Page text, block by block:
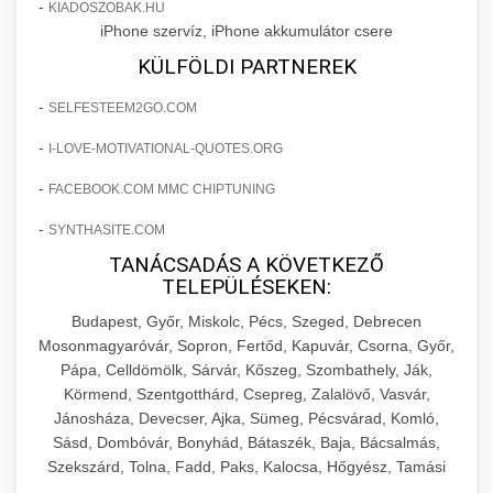
elkötelezettség erősítési módszerek
költségvetését gépi tanulással és
aikampany.hu
🍞 20. Ipari Dagasztógép
Professzionális ipari dagasztógépek és
konyhák számára. Masszív konstrukció
megbízható teljesítményhez.
chef-iparikonyhagepek.hu
Ipari hús- és sajtszeletelő gépek professzionális
állítható vastagság beállítással.
chef-iparikonyhagepek.hu
professzionális élelmiszer szeletelő
📦 22. Vákuumozó Gép
Kereskedelmi vákuumcsomagoló berendezések
élelmiszerek tartósításához. Hosszabbítsa a
szavatossági időt és tartsa meg a termék
frissességét.
chef-iparikonyhagepek.hu
vákuum lezáró berendezés
🎁 23. Vákuumfóliázó Gép
Ipari vákuumfóliázó gépek professzionális
élelmiszer-csomagolási műveletekhez.
Hatékony lezárási és tartósítási megoldások.
chef-iparikonyhagepek.hu
kereskedelmi csomagoló gép
🔥 24. Ipari Sütő és Gőzpároló +
Kereskedelmi légkeveréses sütők és gőzpárolók
professzionális konyhák számára. Nagy
kapacitású sütő- és főzőberendezés precíz
❄️ 25. Ipari Hűtőszekrény +
- KIADOSZOBAK.HU
iPhone szervíz, iPhone akkumulátor csere
KÜLFÖLDI PARTNEREK
- SELFESTEEM2GO.COM
- I-LOVE-MOTIVATIONAL-QUOTES.ORG
- FACEBOOK.COM MMC CHIPTUNING
- SYNTHASITE.COM
TANÁCSADÁS A KÖVETKEZŐ
TELEPÜLÉSEKEN:
Budapest, Győr, Miskolc, Pécs, Szeged, Debrecen
Mosonmagyaróvár, Sopron, Fertőd, Kapuvár, Csorna, Győr,
Pápa, Celldömölk, Sárvár, Kőszeg, Szombathely, Ják,
Körmend, Szentgotthárd, Csepreg, Zalalövő, Vasvár,
Jánosháza, Devecser, Ajka, Sümeg, Pécsvárad, Komló,
Sásd, Dombóvár, Bonyhád, Bátaszék, Baja, Bácsalmás,
Szekszárd, Tolna, Fadd, Paks, Kalocsa, Hőgyész, Tamási